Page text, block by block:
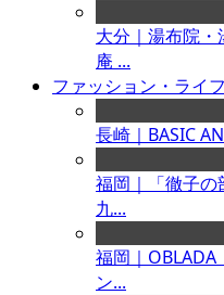
大分｜湯布院
庵 ...
ファッション・ライ
長崎｜BASIC
福岡｜「徹子の
九...
福岡｜
ン...